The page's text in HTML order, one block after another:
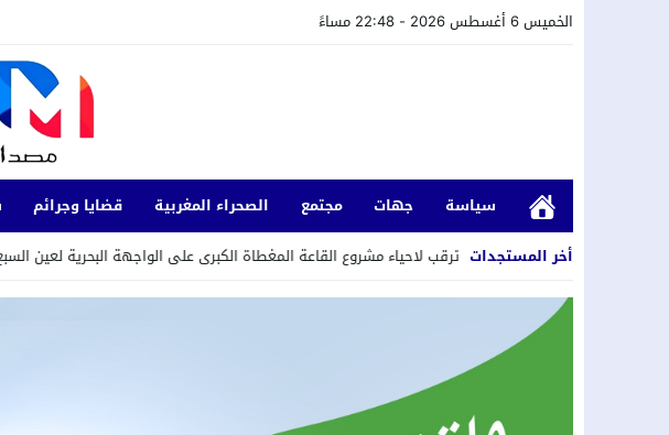
الخميس 6 أغسطس 2026 - 22:48 مساءً
سياسة جهات مجتمع الصحراء المغربية قضايا وجرائم
أخر المستجدات
الدارالبيضاء: ترقب لاحياء مشروع القاعة المغطاة الكبرى على الواجهة البحرية لعين السبع ـ سيدي